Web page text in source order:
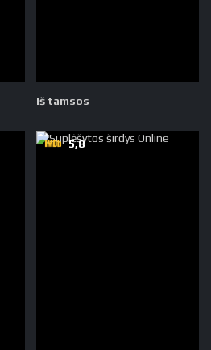
Iš tamsos
5,8